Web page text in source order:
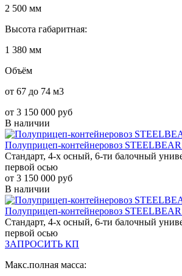
2 500 мм
Высота габаритная:
1 380 мм
Объём
от 67 до 74 м3
от 3 150 000 руб
В наличии
Полуприцеп-контейнеровоз
Стандарт, 4-х осный, 6-ти балочный
первой осью
от 3 150 000 руб
В наличии
Полуприцеп-контейнеровоз
Стандарт, 4-х осный, 6-ти балочный
первой осью
ЗАПРОСИТЬ КП
Макс.полная масса: